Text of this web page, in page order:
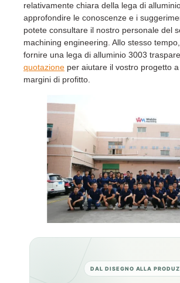
relativamente chiara della lega di
approfondire le conoscenze e i
potete consultare il nostro personale del
machining engineering. Allo stesso
fornire una lega di alluminio 3003
quotazione per aiutare il vostro progetto
margini di profitto.
DAL DISEGNO ALLA